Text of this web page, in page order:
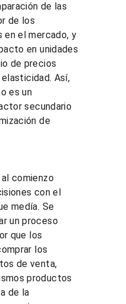
de las
de los
en el mercado, y
en unidades
de precios
Así,
es un
secundario
de
comienzo
con el
medía. Se
un proceso
que los
los
de venta,
productos
de la